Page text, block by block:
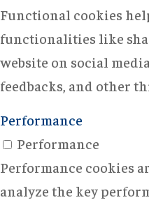
Functional cookies
functionalities like
website on social
feedbacks, and other
Performance
Performance
Performance cookies
analyze the key